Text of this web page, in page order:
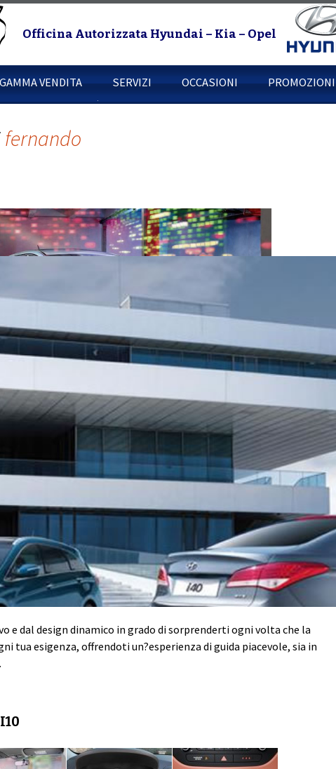
Officina Autorizzata Hyundai – Kia – Opel
GAMMA VENDITA SERVIZI
Revisioni
Gommista
OCCASIONI PROMOZIONI
fernando
Hyundai fernando
e scattante sia l?ideale per l?uso in citt?. Ma questo non
nuova generazione di Hyundai i10 ne ? la dimostrazione.
e dal design dinamico in grado di sorprenderti ogni volta che la
tua esigenza, offrendoti un?esperienza di guida piacevole, sia in